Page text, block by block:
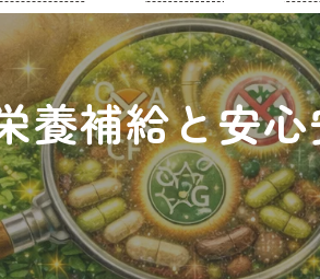
菜園
培養土
改良材
肥料
漫画特集
養補給と安